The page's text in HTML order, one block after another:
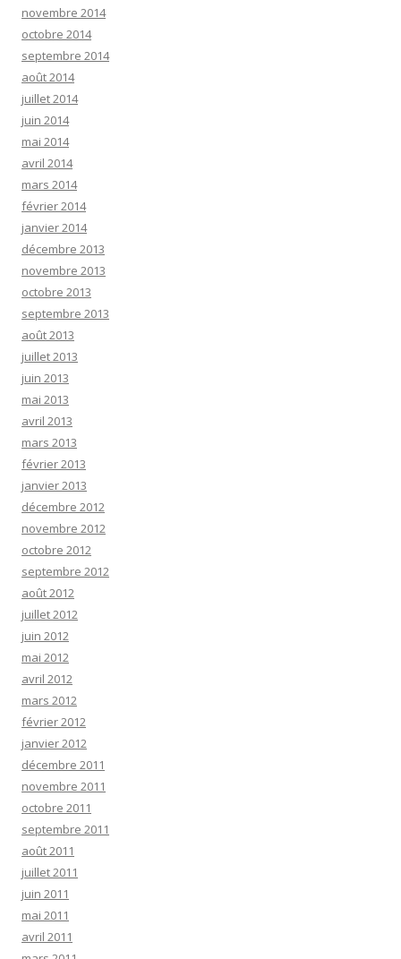
novembre 2014
octobre 2014
septembre 2014
août 2014
juillet 2014
juin 2014
mai 2014
avril 2014
mars 2014
février 2014
janvier 2014
décembre 2013
novembre 2013
octobre 2013
septembre 2013
août 2013
juillet 2013
juin 2013
mai 2013
avril 2013
mars 2013
février 2013
janvier 2013
décembre 2012
novembre 2012
octobre 2012
septembre 2012
août 2012
juillet 2012
juin 2012
mai 2012
avril 2012
mars 2012
février 2012
janvier 2012
décembre 2011
novembre 2011
octobre 2011
septembre 2011
août 2011
juillet 2011
juin 2011
mai 2011
avril 2011